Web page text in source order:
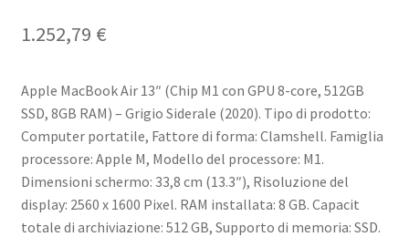
1.252,79 €
Apple MacBook Air 13″ (Chip M1 con GPU 8-core, 512GB
SSD, 8GB RAM) – Grigio Siderale (2020). Tipo di prodotto:
Computer portatile, Fattore di forma: Clamshell. Famiglia
processore: Apple M, Modello del processore: M1.
Dimensioni schermo: 33,8 cm (13.3″), Risoluzione del
display: 2560 x 1600 Pixel. RAM installata: 8 GB. Capacit
totale di archiviazione: 512 GB, Supporto di memoria: SSD.